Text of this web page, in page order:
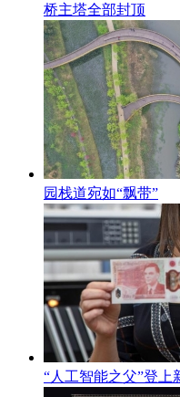
桥主塔全部封顶
园栈道宛如“飘带”
“人工智能之父”登上